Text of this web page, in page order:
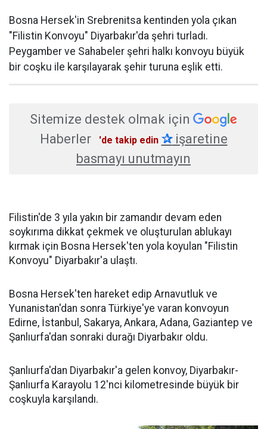
Bosna Hersek'in Srebrenitsa kentinden yola çıkan
"Filistin Konvoyu" Diyarbakır'da şehri turladı.
Peygamber ve Sahabeler şehri halkı konvoyu büyük
bir coşku ile karşılayarak şehir turuna eşlik etti.
Sitemize destek olmak için
Haberler
'de takip edin ✰işaretine
basmayı unutmayın
Filistin'de 3 yıla yakın bir zamandır devam eden
soykırıma dikkat çekmek ve oluşturulan ablukayı
kırmak için Bosna Hersek'ten yola koyulan "Filistin
Konvoyu" Diyarbakır'a ulaştı.
Bosna Hersek'ten hareket edip Arnavutluk ve
Yunanistan'dan sonra Türkiye'ye varan konvoyun
Edirne, İstanbul, Sakarya, Ankara, Adana, Gaziantep ve
Şanlıurfa'dan sonraki durağı Diyarbakır oldu.
Şanlıurfa'dan Diyarbakır'a gelen konvoy, Diyarbakır-
Şanlıurfa Karayolu 12'nci kilometresinde büyük bir
coşkuyla karşılandı.